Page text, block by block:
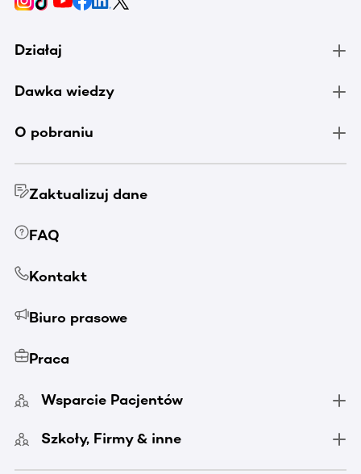
Działaj
Dawka wiedzy
O pobraniu
Zaktualizuj dane
FAQ
Kontakt
Biuro prasowe
Praca
Wsparcie Pacjentów
Szkoły, Firmy & inne